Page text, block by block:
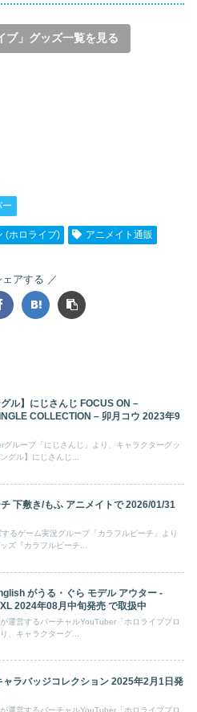
ブ」グッズ一覧を見る
ー
(ホロライブ) アニメイト通販
ェアする
グル】にじさんじ FOCUS ON –
COLLECTION – 卯月コウ 2023年9
グループ「にじさんじ」より、キャラクターグッ
グル】にじさんじ...
下敷き/もふ アニメイトで 2026/01/31
るゲーム実況グループ「カラフルピーチ」より
ズ『カラフルピーチ...
がうる・ぐら モデル アウター -
2024年08月中旬発売 で取扱中
運営するバーチャルYouTuber「ホロライブプロ
、キャラクターグ...
ャラバッジコレクション 2025年2月1日発
運営するバーチャルYouTuber「ホロライブプロ